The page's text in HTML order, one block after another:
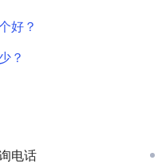
好？
？
电话